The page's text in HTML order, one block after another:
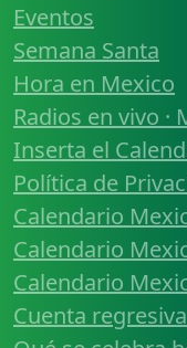
Eventos
Semana Santa
Hora en Mexico
Radios en vivo ·
Inserta el
Política de
Calendario
Calendario
Calendario
Cuenta